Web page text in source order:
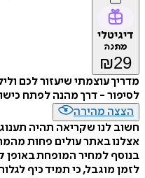
דיגיטלי
מתנה
₪29
מדריך עוצמתי שיעזור לכם
לסיפור - דרך מהנה לפתח
הצצה מהירה
חשוב לנו שקריאה תהיה
אצלנו באתר עולים פחות
בנוסף למחיר המופחת באופן
לזמן מוגבל, כי תמיד כיף